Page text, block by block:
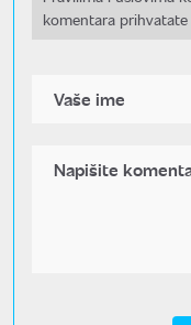
komentara prihvatate